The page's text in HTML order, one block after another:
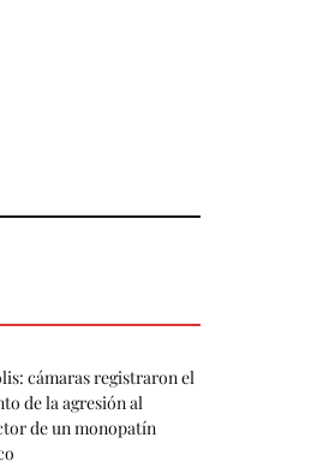
cámaras registraron el
de la agresión al
de un monopatín